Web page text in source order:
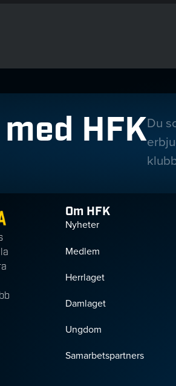
HFKDu
Om HFK
Nyheter
Medlem
Herrlaget
Damlaget
Ungdom
Samarbetspartners